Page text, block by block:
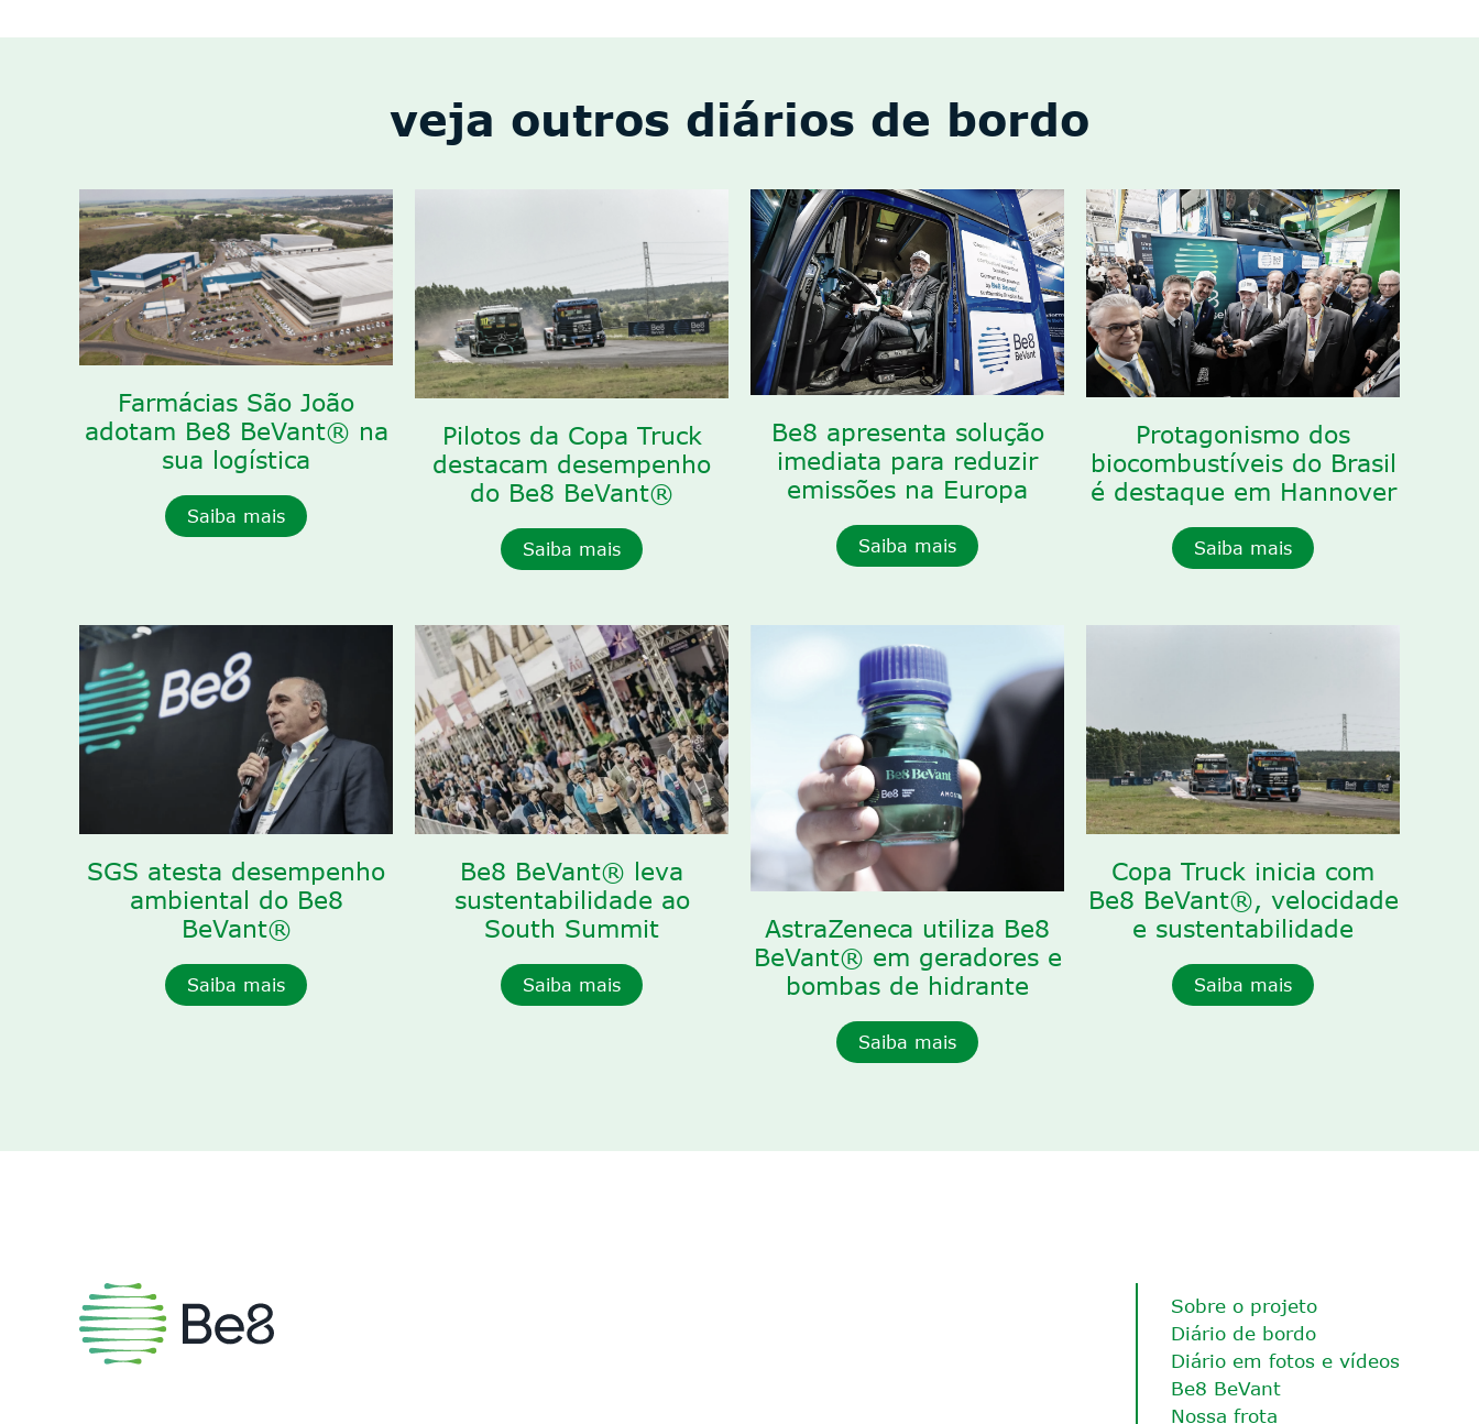
veja outros diários de bordo
Farmácias São João
adotam Be8 BeVant® na
sua logística
Saiba mais
Pilotos da Copa Truck
destacam desempenho
do Be8 BeVant®
Saiba mais
Be8 apresenta solução
imediata para reduzir
emissões na Europa
Saiba mais
Protagonismo dos
biocombustíveis do Brasil
é destaque em Hannover
Saiba mais
SGS atesta desempenho
ambiental do Be8
BeVant®
Saiba mais
Be8 BeVant® leva
sustentabilidade ao
South Summit
Saiba mais
AstraZeneca utiliza Be8
BeVant® em geradores e
bombas de hidrante
Saiba mais
Copa Truck inicia com
Be8 BeVant®, velocidade
e sustentabilidade
Saiba mais
Sobre o projeto
Diário de bordo
Diário em fotos e vídeos
Be8 BeVant
Nossa frota